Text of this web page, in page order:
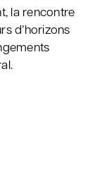
la rencontre
d’horizons